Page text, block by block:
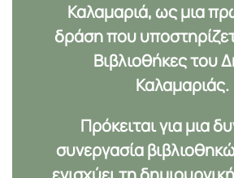
Καλαμαριά, ως μια
δράση που
Βιβλιοθήκες του
Καλαμαριάς.
Πρόκειται για μια
συνεργασία